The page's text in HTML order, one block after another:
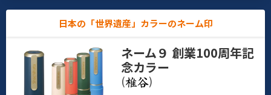
日本の「世界遺産」カラーのネーム印
ネーム９ 創業100周年記
念カラー
(
)